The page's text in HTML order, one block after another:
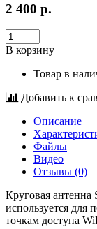
2 400 р.
В корзину
Товар в
Добавить к
Описание
Файлы
Видео
Отзывы (0)
Круговая антенна
используется для
точкам доступа